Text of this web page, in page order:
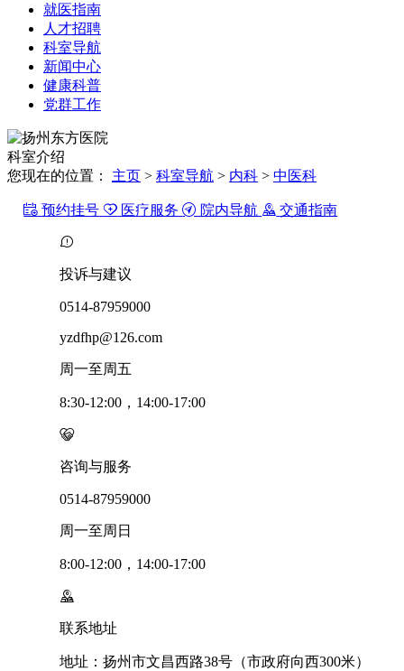
就医指南
人才招聘
科室导航
新闻中心
健康科普
党群工作
科室介绍
您现在的位置：
主页 > 科室导航 > 内科 > 中医科
预约挂号 医疗服务 院内导航 交通指南
投诉与建议
0514-87959000
yzdfhp@126.com
周一至周五
8:30-12:00，14:00-17:00
咨询与服务
0514-87959000
周一至周日
8:00-12:00，14:00-17:00
联系地址
地址：扬州市文昌西路38号（市政府向西300米）